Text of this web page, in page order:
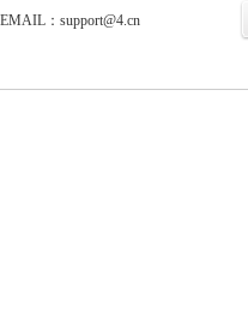
EMAIL：support@4.cn